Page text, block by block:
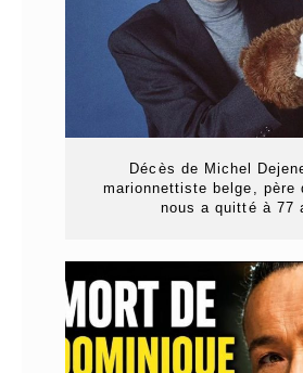
Décès de Michel
marionnettiste belge, père
nous a quitté à 77